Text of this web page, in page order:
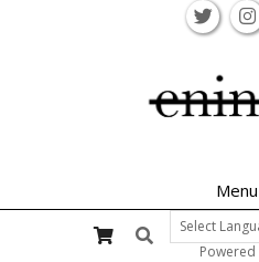
Navigation
Menu
Search
Powered